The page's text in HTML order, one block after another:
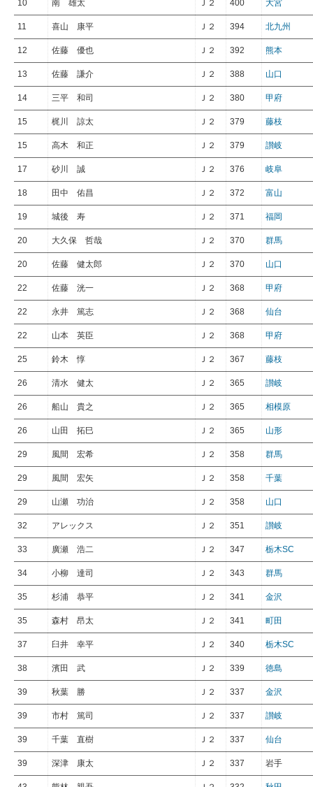
10 南 雄太 Ｊ２ 400 大宮
11 喜山 康平 Ｊ２ 394 北九州
12 佐藤 優也 Ｊ２ 392 熊本
13 佐藤 謙介 Ｊ２ 388 山口
14 三平 和司 Ｊ２ 380 甲府
15 梶川 諒太 Ｊ２ 379 藤枝
15 高木 和正 Ｊ２ 379 讃岐
17 砂川 誠 Ｊ２ 376 岐阜
18 田中 佑昌 Ｊ２ 372 富山
19 城後 寿 Ｊ２ 371 福岡
20 大久保 哲哉 Ｊ２ 370 群馬
20 佐藤 健太郎 Ｊ２ 370 山口
22 佐藤 洸一 Ｊ２ 368 甲府
22 永井 篤志 Ｊ２ 368 仙台
22 山本 英臣 Ｊ２ 368 甲府
25 鈴木 惇 Ｊ２ 367 藤枝
26 清水 健太 Ｊ２ 365 讃岐
26 船山 貴之 Ｊ２ 365 相模原
26 山田 拓巳 Ｊ２ 365 山形
29 風間 宏希 Ｊ２ 358 群馬
29 風間 宏矢 Ｊ２ 358 千葉
29 山瀬 功治 Ｊ２ 358 山口
32 アレックス Ｊ２ 351 讃岐
33 廣瀬 浩二 Ｊ２ 347 栃木SC
34 小柳 達司 Ｊ２ 343 群馬
35 杉浦 恭平 Ｊ２ 341 金沢
35 森村 昂太 Ｊ２ 341 町田
37 臼井 幸平 Ｊ２ 340 栃木SC
38 濱田 武 Ｊ２ 339 徳島
39 秋葉 勝 Ｊ２ 337 金沢
39 市村 篤司 Ｊ２ 337 讃岐
39 千葉 直樹 Ｊ２ 337 仙台
39 深津 康太 Ｊ２ 337 岩手